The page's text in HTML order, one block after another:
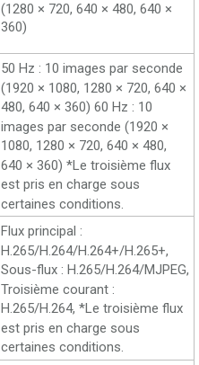
(1280 × 720, 640 × 480, 640 ×
360)
50 Hz : 10 images par seconde
(1920 × 1080, 1280 × 720, 640 ×
480, 640 × 360) 60 Hz : 10
images par seconde (1920 ×
1080, 1280 × 720, 640 × 480,
640 × 360) *Le troisième flux
est pris en charge sous
certaines conditions.
Flux principal :
H.265/H.264/H.264+/H.265+,
Sous-flux : H.265/H.264/MJPEG,
Troisième courant :
H.265/H.264, *Le troisième flux
est pris en charge sous
certaines conditions.